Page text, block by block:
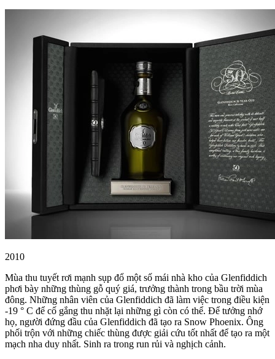
2010
Mùa thu tuyết rơi mạnh sụp đổ một số mái nhà kho của Glenfiddich
phơi bày những thùng gỗ quý giá, trưởng thành trong bầu trời mùa
đông. Những nhân viên của Glenfiddich đã làm việc trong điều kiện
-19 ° C để cố gắng thu nhặt lại những gì còn có thể. Để tưởng nhớ
họ, người đứng đầu của Glenfiddich đã tạo ra Snow Phoenix. Ông
phối trộn với những chiếc thùng được giải cứu tốt nhất để tạo ra một
mạch nha duy nhất. Sinh ra trong run rủi và nghịch cảnh.